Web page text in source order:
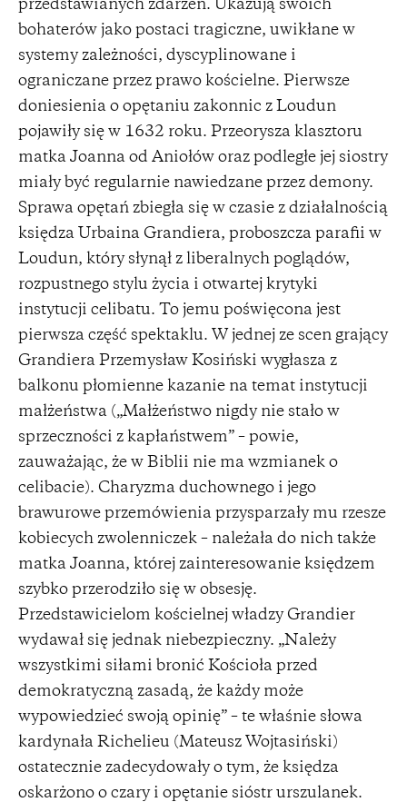
przedstawianych zdarzeń. Ukazują swoich
bohaterów jako postaci tragiczne, uwikłane w
systemy zależności, dyscyplinowane i
ograniczane przez prawo kościelne. Pierwsze
doniesienia o opętaniu zakonnic z Loudun
pojawiły się w 1632 roku. Przeorysza klasztoru
matka Joanna od Aniołów oraz podległe jej siostry
miały być regularnie nawiedzane przez demony.
Sprawa opętań zbiegła się w czasie z działalnością
księdza Urbaina Grandiera, proboszcza parafii w
Loudun, który słynął z liberalnych poglądów,
rozpustnego stylu życia i otwartej krytyki
instytucji celibatu. To jemu poświęcona jest
pierwsza część spektaklu. W jednej ze scen grający
Grandiera Przemysław Kosiński wygłasza z
balkonu płomienne kazanie na temat instytucji
małżeństwa („Małżeństwo nigdy nie stało w
sprzeczności z kapłaństwem” – powie,
zauważając, że w Biblii nie ma wzmianek o
celibacie). Charyzma duchownego i jego
brawurowe przemówienia przysparzały mu rzesze
kobiecych zwolenniczek – należała do nich także
matka Joanna, której zainteresowanie księdzem
szybko przerodziło się w obsesję.
Przedstawicielom kościelnej władzy Grandier
wydawał się jednak niebezpieczny. „Należy
wszystkimi siłami bronić Kościoła przed
demokratyczną zasadą, że każdy może
wypowiedzieć swoją opinię” – te właśnie słowa
kardynała Richelieu (Mateusz Wojtasiński)
ostatecznie zadecydowały o tym, że księdza
oskarżono o czary i opętanie sióstr urszulanek.